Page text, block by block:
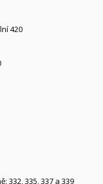
420
332, 335, 337 a 339